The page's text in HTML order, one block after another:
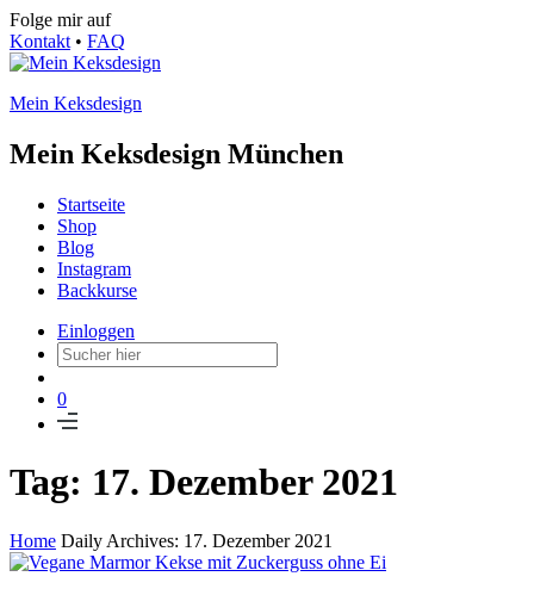
Folge mir auf
Kontakt • FAQ
Mein Keksdesign
Mein Keksdesign München
Startseite
Shop
Blog
Instagram
Backkurse
Einloggen
0
Tag: 17. Dezember 2021
Home Daily Archives: 17. Dezember 2021